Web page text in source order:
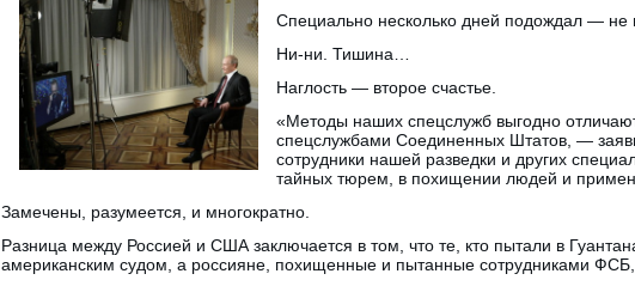
Специально несколько дней подождал — не
Ни-ни. Тишина…
Наглость — второе счастье.
«Методы наших спецслужб выгодно
спецслужбами Соединенных Штатов, —
сотрудники нашей разведки и других
тайных тюрем, в похищении людей и
Замечены, разумеется, и многократно.
Разница между Россией и США заключается в том, что те, кто пытали в
американским судом, а россияне, похищенные и пытанные сотрудниками ФСБ,